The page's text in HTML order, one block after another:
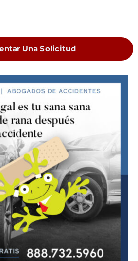
Una Solicitud